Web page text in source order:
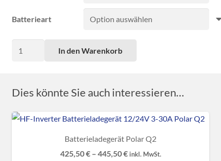
Batterieart
15A
für
In den Warenkorb
Dies könnte Sie auch interessieren…
Batterieladegerät Polar Q2
425,50€– 445,50€ inkl. MwSt.